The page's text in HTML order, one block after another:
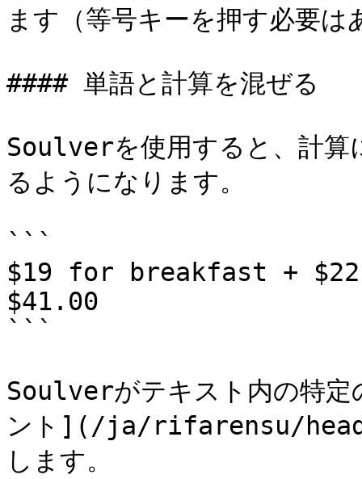
ます（等号キーを押す必要は
#### 単語と計算を混ぜる
Soulverを使用すると、計算
るようになります。
```
$19 for breakfast +
$41.00
```
Soulverがテキスト内の特定
ント](/ja/rifarensu/